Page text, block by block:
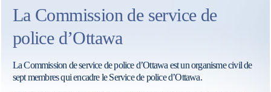
La Commission de service de
police d’Ottawa
La Commission de service de police d’Ottawa est un organisme civil de
sept membres qui encadre le Service de police d’Ottawa.